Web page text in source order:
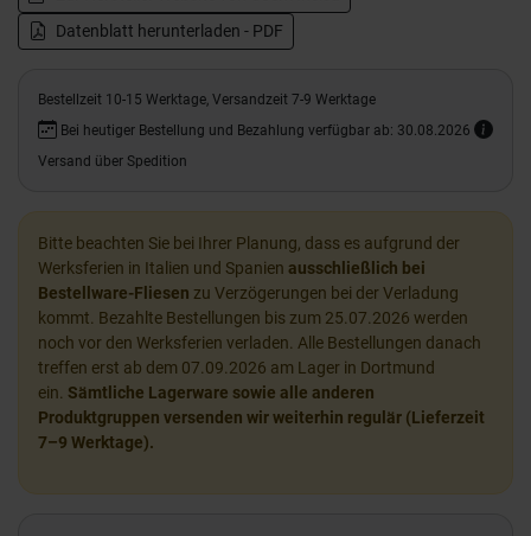
Datenblatt herunterladen - PDF
Bestellzeit 10-15 Werktage, Versandzeit 7-9 Werktage
Bei heutiger Bestellung und Bezahlung verfügbar ab: 30.08.2026
Versand über Spedition
Bitte beachten Sie bei Ihrer Planung, dass es aufgrund der
Werksferien in Italien und Spanien ausschließlich bei
Bestellware-Fliesen zu Verzögerungen bei der Verladung
kommt. Bezahlte Bestellungen bis zum 25.07.2026 werden
noch vor den Werksferien verladen. Alle Bestellungen danach
treffen erst ab dem 07.09.2026 am Lager in Dortmund
ein. Sämtliche Lagerware sowie alle anderen
Produktgruppen versenden wir weiterhin regulär (Lieferzeit
7–9 Werktage).